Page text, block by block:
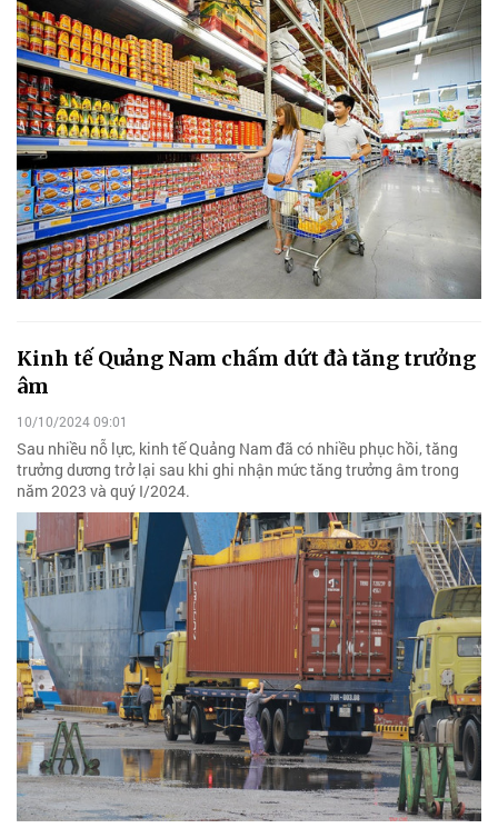
Kinh tế Quảng Nam chấm dứt đà tăng trưởng
âm
10/10/2024 09:01
Sau nhiều nỗ lực, kinh tế Quảng Nam đã có nhiều phục hồi, tăng
trưởng dương trở lại sau khi ghi nhận mức tăng trưởng âm trong
năm 2023 và quý I/2024.